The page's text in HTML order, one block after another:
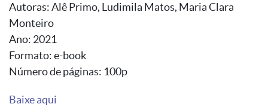
Autoras: Alê Primo, Ludimila Matos, Maria Clara
Monteiro
Ano: 2021
Formato: e-book
Número de páginas: 100p
Baixe aqui